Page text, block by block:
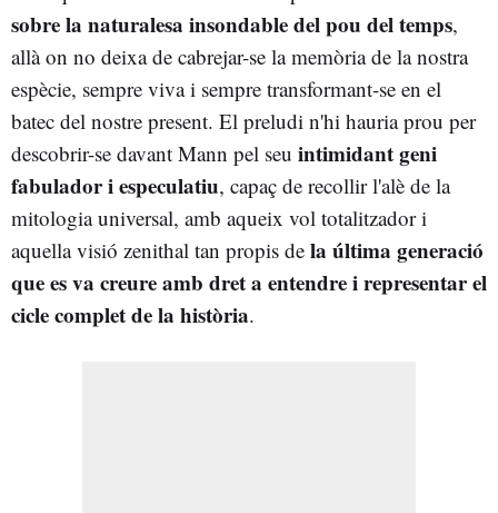
sobre la naturalesa insondable del pou del temps,
allà on no deixa de cabrejar-se la memòria de la nostra
espècie, sempre viva i sempre transformant-se en el
batec del nostre present. El preludi n'hi hauria prou per
descobrir-se davant Mann pel seu intimidant geni
fabulador i especulatiu, capaç de recollir l'alè de la
mitologia universal, amb aqueix vol totalitzador i
aquella visió zenithal tan propis de la última generació
que es va creure amb dret a entendre i representar el
cicle complet de la història.